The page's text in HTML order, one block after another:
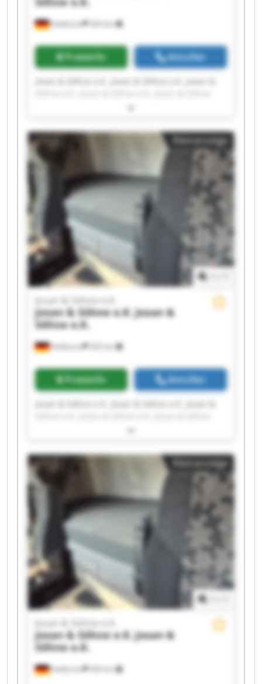
Heilbronn 265 km
Preisinfo Anrufen
Josan & Söhne e.K. Josan & Söhne e.K. Josan &
e.K. Josan & Söhne e.K. Josan & Söhne e.K. Josan
e.K. Josan & Söhne e.K. Josan & Söhne e.K. Josan
& Söhne e.K. Josan & Söhne e.K. Josan & Söhne
e.K. Josan & Söhne e.K. Josan & Söhne e.K. Josan
& Söhne e.K. Josan & Söhne e.K. Josan & Söhne
Kleinanzeige
Heilbronn 265 km
Josan & Söhne e.K.
Josan & Söhne e.K.Josan &
Söhne e.K.
Preisinfo Anrufen
Josan & Söhne e.K. Josan & Söhne e.K. Josan &
e.K. Josan & Söhne e.K. Josan & Söhne e.K. Josan
e.K. Josan & Söhne e.K. Josan & Söhne e.K. Josan
& Söhne e.K. Josan & Söhne e.K. Josan & Söhne
e.K. Josan & Söhne e.K. Josan & Söhne e.K. Josan
& Söhne e.K. Josan & Söhne e.K. Josan & Söhne
Kleinanzeige
Heilbronn 265 km
Josan & Söhne e.K.
Josan & Söhne e.K.Josan &
Söhne e.K.